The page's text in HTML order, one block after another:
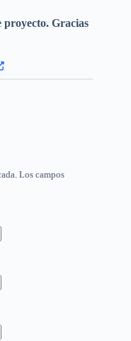
proyecto. Gracias
Los campos